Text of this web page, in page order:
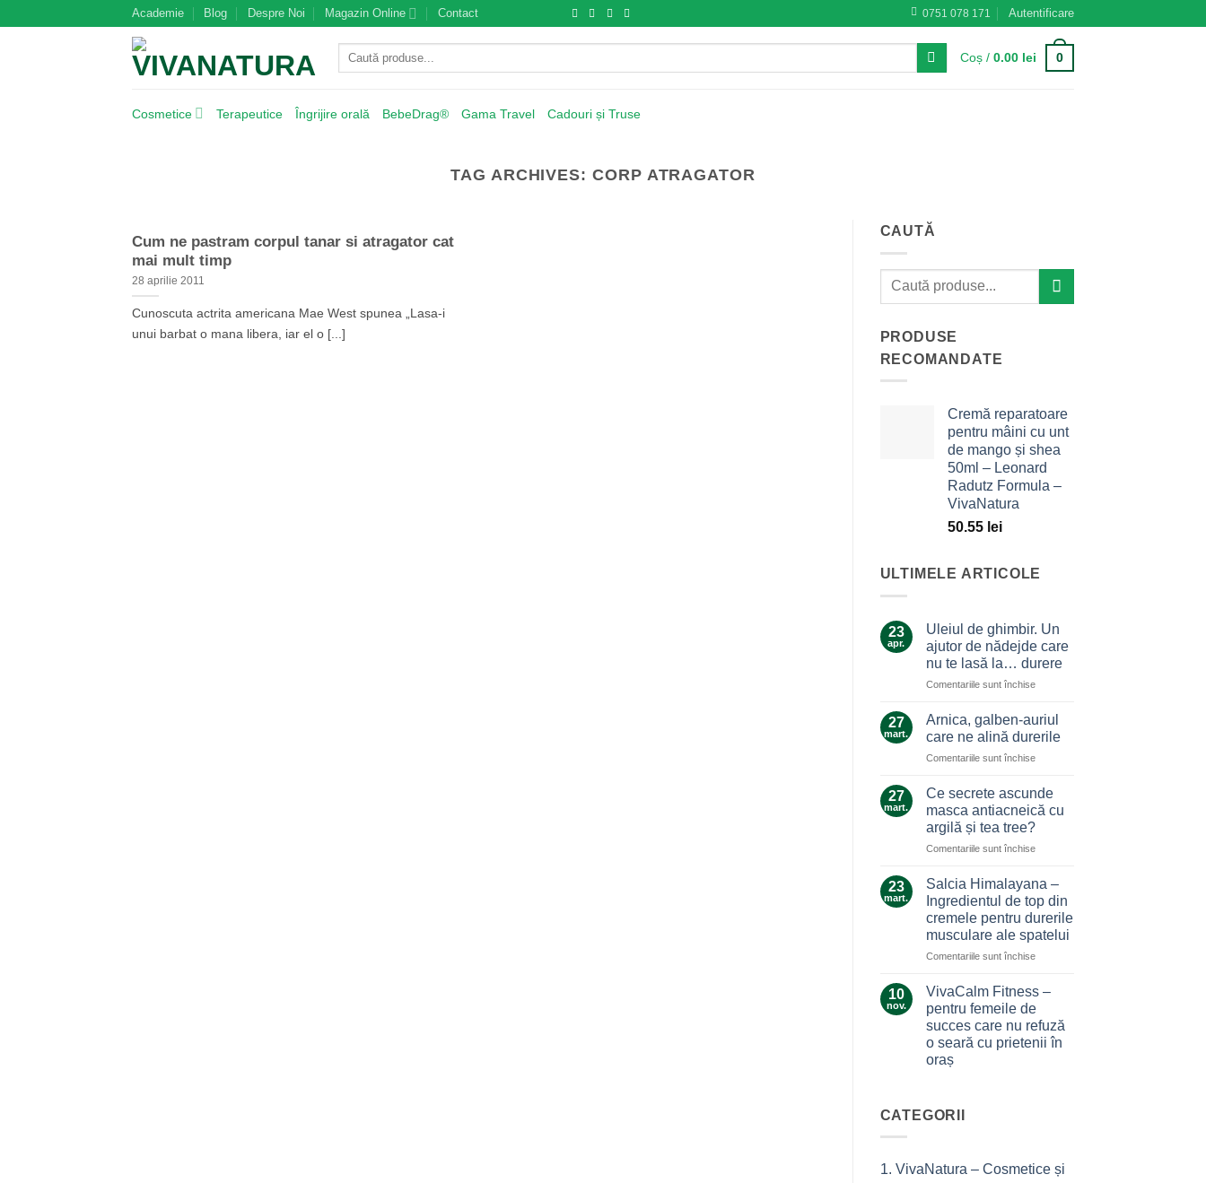
Academie Blog Despre Noi Magazin Online Contact 0751 078 171 Autentificare
Caută
Coș /0.00 lei 0
Cosmetice Terapeutice Îngrijire orală BebeDrag® Gama Travel Cadouri și Truse
TAG ARCHIVES: CORP ATRAGATOR
Cum ne pastram corpul tanar si atragator cat
mai mult timp
28 aprilie 2011
Cunoscuta actrita americana Mae West spunea „Lasa-i
unui barbat o mana libera, iar el o [...]
CAUTĂ
PRODUSE
RECOMANDATE
Cremă reparatoare
pentru mâini cu unt
de mango și shea
50ml – Leonard
Radutz Formula –
VivaNatura
50.55 lei
ULTIMELE ARTICOLE
23
apr.
Uleiul de ghimbir. Un
ajutor de nădejde care
nu te lasă la… durere
Comentariile sunt închisepentru
de
ghimbir.
Un
ajutor
nădejde
care
nu
lasă
durere
27
mart.
Arnica, galben-auriul
care ne alină durerile
Comentariile sunt închisepentru
galben-
auriul
care
alină
27
mart.
Ce secrete ascunde
masca antiacneică cu
argilă și tea tree?
Comentariile sunt închisepentru
ascunde
masca
antiacneică
cu
argilă
tree?
23
mart.
Salcia Himalayana –
Ingredientul de top din
cremele pentru durerile
musculare ale spatelui
Comentariile sunt închisepentru
Ingredientul
de
top
10
nov.
VivaCalm Fitness –
pentru femeile de
succes care nu refuză
o seară cu prietenii în
oraș
VivaCalm
Fitness
de
CATEGORII
1. VivaNatura – Cosmetice și